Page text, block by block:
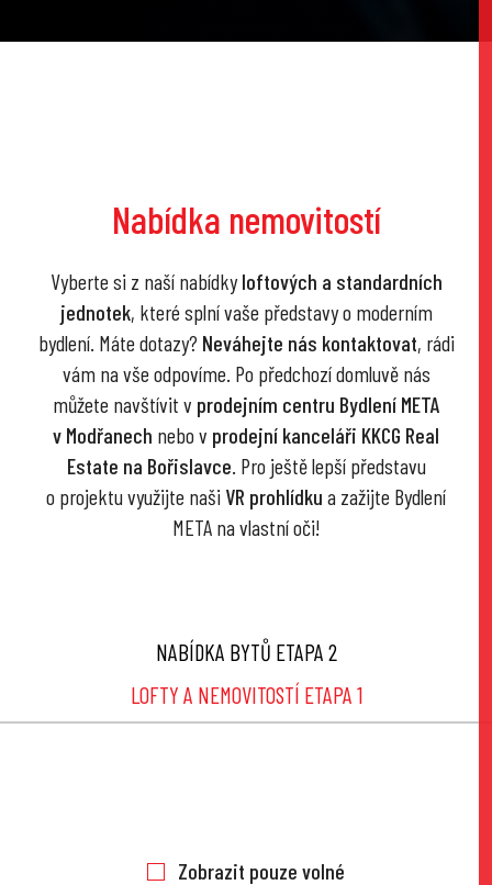
Nabídka nemovitostí
Vyberte si z naší nabídky loftových a standardních
jednotek, které splní vaše představy o moderním
bydlení. Máte dotazy? Neváhejte nás kontaktovat, rádi
vám na vše odpovíme. Po předchozí domluvě nás
můžete navštívit v prodejním centru Bydlení META
v Modřanech nebo v prodejní kanceláři KKCG Real
Estate na Bořislavce. Pro ještě lepší představu
o projektu využijte naši VR prohlídku a zažijte Bydlení
META na vlastní oči!
NABÍDKA BYTŮ ETAPA 2
LOFTY A NEMOVITOSTÍ ETAPA 1
Zobrazit pouze volné